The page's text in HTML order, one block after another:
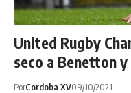
United Rugby
seco a Benetton
PorCordoba XV09/10/2021